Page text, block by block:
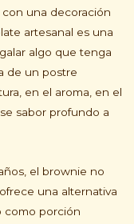
una decoración
artesanal es una
algo que tenga
de un postre
en el aroma, en el
sabor profundo a
el brownie no
una alternativa
como porción